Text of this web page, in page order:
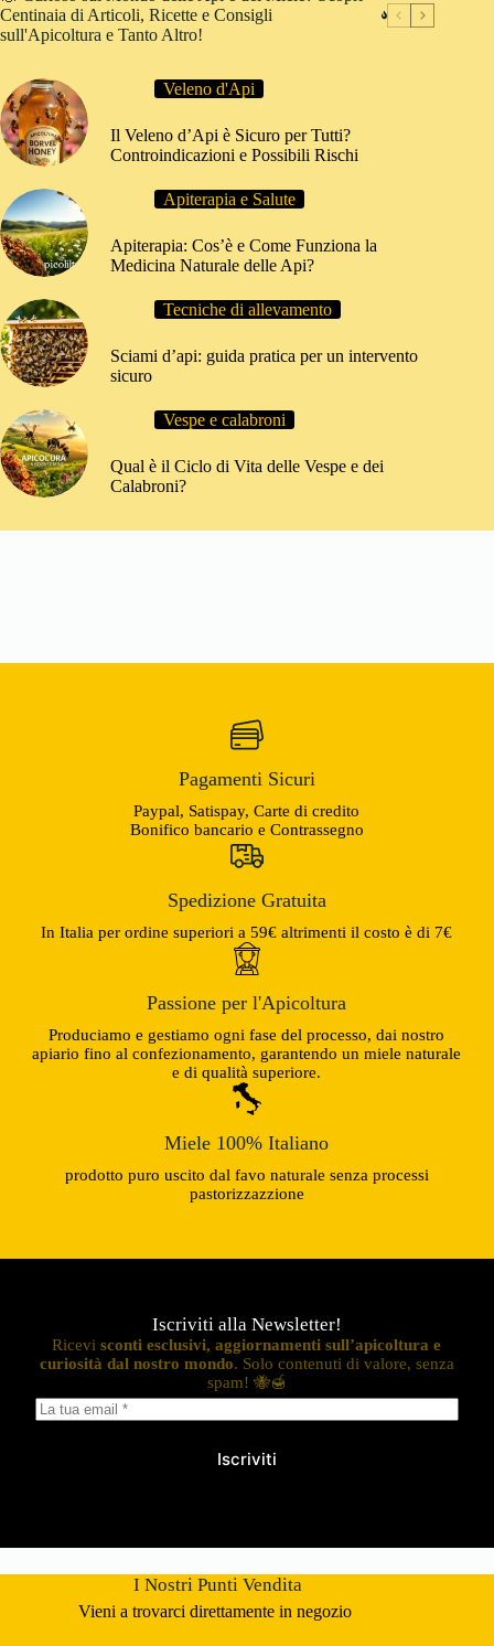
Centinaia di Articoli, Ricette e Consigli
sull'Apicoltura e Tanto Altro!
Veleno d'Api
Il Veleno d’Api è Sicuro per Tutti?
Controindicazioni e Possibili Rischi
Apiterapia e Salute
Apiterapia: Cos’è e Come Funziona la
Medicina Naturale delle Api?
Tecniche di allevamento
Sciami d’api: guida pratica per un intervento
sicuro
Vespe e calabroni
Qual è il Ciclo di Vita delle Vespe e dei
Calabroni?
Pagamenti Sicuri
Paypal, Satispay, Carte di credito
Bonifico bancario e Contrassegno
Spedizione Gratuita
In Italia per ordine superiori a 59€ altrimenti il costo è di 7€
Passione per l'Apicoltura
Produciamo e gestiamo ogni fase del processo, dai nostro
apiario fino al confezionamento, garantendo un miele naturale
e di qualità superiore.
Miele 100% Italiano
prodotto puro uscito dal favo naturale senza processi
pastorizzazzione
Iscriviti alla Newsletter!
Ricevisconti esclusivi, aggiornamenti sull’apicoltura e
curiosità dal nostro mondo. Solo contenuti di valore, senza
spam! 🐝🍯
Iscriviti
I Nostri Punti Vendita
Vieni a trovarci direttamente in negozio